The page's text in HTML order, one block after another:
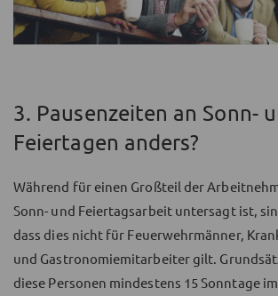
3. Pausenzeiten an Sonn-
Feiertagen anders?
Während für einen Großteil der
Sonn- und Feiertagsarbeit untersagt ist,
dass dies nicht für Feuerwehrmänner,
und Gastronomiemitarbeiter gilt.
diese Personen mindestens 15 Sonntage